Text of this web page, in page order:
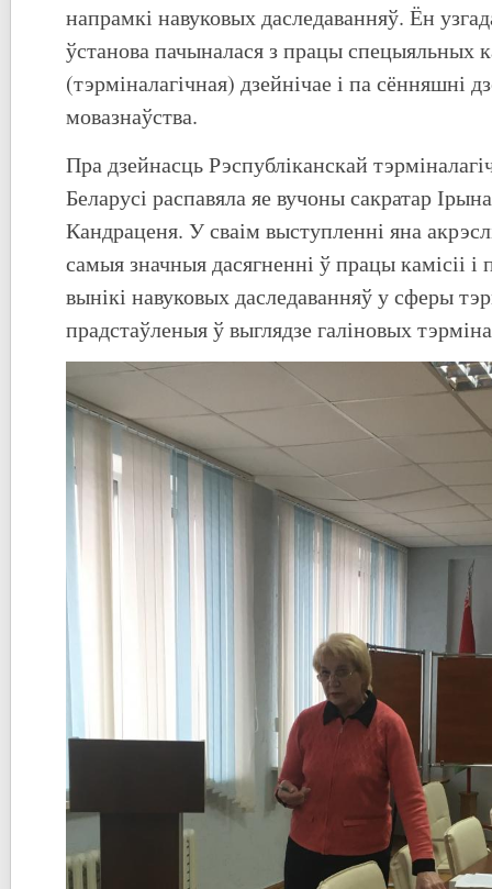
напрамкі навуковых даследаванняў. Ён
ўстанова пачыналася з працы спецыяльных
(тэрміналагічная) дзейнічае і па сённяшні
мовазнаўства.
Пра дзейнасць Рэспубліканскай
Беларусі распавяла яе вучоны сакратар
Кандраценя. У сваім выступленні яна
самыя значныя дасягненні ў працы камісіі і
вынікі навуковых даследаванняў у сферы
прадстаўленыя ў выглядзе галіновых